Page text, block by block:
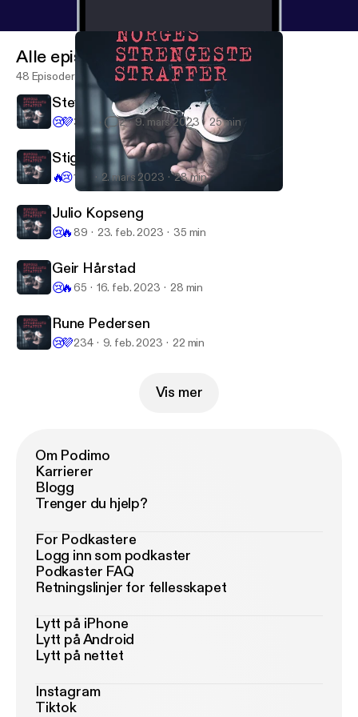
o/osloogviken/kopseng-domt-til-tolv-ars-forvaring-
for-voldtekt-1.12711257
Norges Strengeste Straffer
Alle episoder
48 Episoder
Steven Dan Danielsen
😢💜3.7K 2 9. mars 2023 25 min
Stig Millehaugen
🔥😢106 2. mars 2023 28 min
Julio Kopseng
😢🔥89 23. feb. 2023 35 min
Geir Hårstad
😢🔥65 16. feb. 2023 28 min
Rune Pedersen
😢💜234 9. feb. 2023 22 min
Vis mer
Om Podimo
Karrierer
Blogg
Trenger du hjelp?
For Podkastere
Logg inn som podkaster
Podkaster FAQ
Retningslinjer for fellesskapet
Lytt på iPhone
Lytt på Android
Lytt på nettet
Instagram
Tiktok